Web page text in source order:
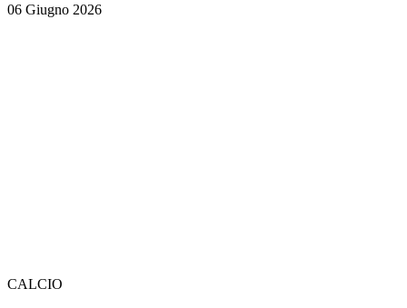
06 Giugno 2026
CALCIO